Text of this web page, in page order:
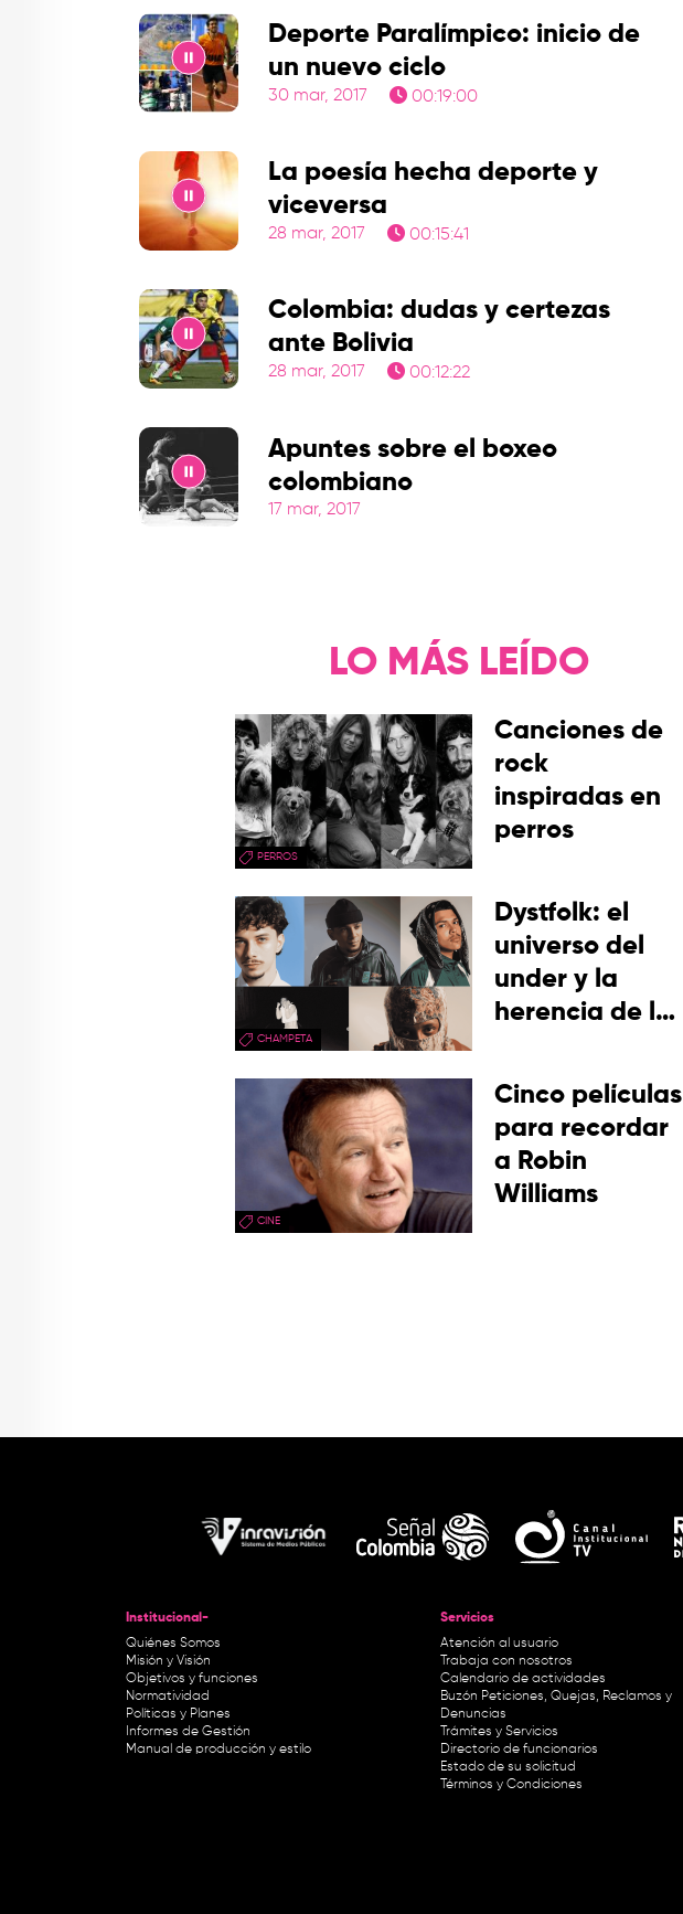
Play
Deporte Paralímpico: inicio de
un nuevo ciclo
30 mar, 2017 00:19:00
Play
La poesía hecha deporte y
viceversa
28 mar, 2017 00:15:41
Play
Colombia: dudas y certezas
ante Bolivia
28 mar, 2017 00:12:22
Apuntes sobre el boxeo
colombiano
17 mar, 2017
LO MÁS LEÍDO
PERROS
Canciones de
rock
inspiradas en
perros
CHAMPETA
Dystfolk: el
universo del
under y la
herencia de la
picotera
CINE
Cinco películas
para recordar
a Robin
Williams
Institucional-
Quiénes Somos
Misión y Visión
Objetivos y funciones
Normatividad
Políticas y Planes
Informes de Gestión
Manual de producción y estilo
Servicios
Atención al usuario
Trabaja con nosotros
Calendario de actividades
Buzón Peticiones, Quejas, Reclamos y
Denuncias
Trámites y Servicios
Directorio de funcionarios
Estado de su solicitud
Términos y Condiciones